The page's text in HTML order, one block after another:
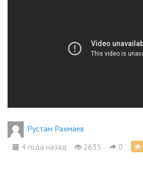
Рустам Рахмаев
4 года назад
2635 0